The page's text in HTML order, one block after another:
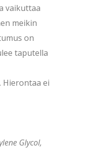
vaikuttaa
meikin
on
taputella
Hierontaa ei
Glycol,